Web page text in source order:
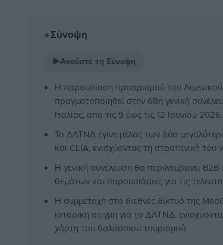
✦Σύνοψη
▶Ακούστε τη Σύνοψη
Η παρουσίαση προορισμού του
πραγματοποιηθεί στην 68η γενική
Ιταλίας, από τις 9 έως τις 12 Ιουνίου 2026.
Το ΔΛΤΝΔ έγινε μέλος των δύο
και CLIA, ενισχύοντας τη στρατηγική του
Η γενική συνέλευση θα περιλαμβάνει
θεμάτων και παρουσιάσεις για τις
Η συμμετοχή στο διεθνές δίκτυο της
ιστορική στιγμή για το ΔΛΤΝΔ,
χάρτη του θαλάσσιου τουρισμού.